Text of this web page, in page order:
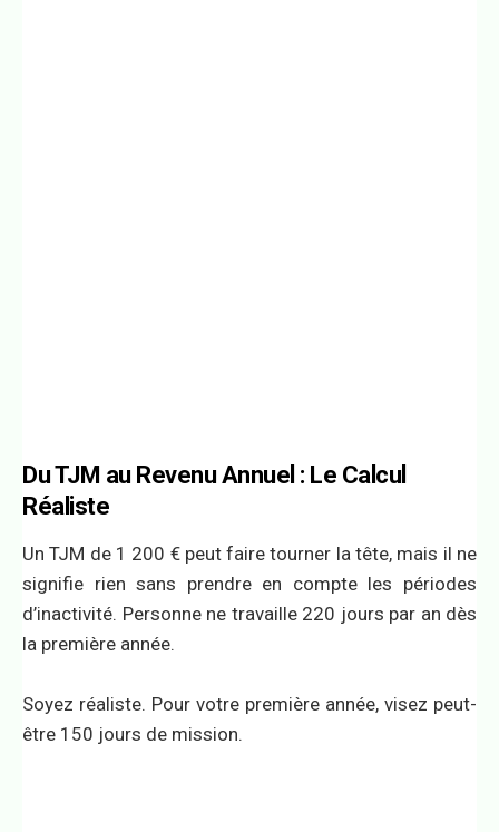
Du TJM au Revenu Annuel : Le Calcul
Réaliste
Un TJM de 1 200 € peut faire tourner la tête, mais il ne
signifie rien sans prendre en compte les périodes
d’inactivité. Personne ne travaille 220 jours par an dès
la première année.
Soyez réaliste. Pour votre première année, visez peut-
être 150 jours de mission.